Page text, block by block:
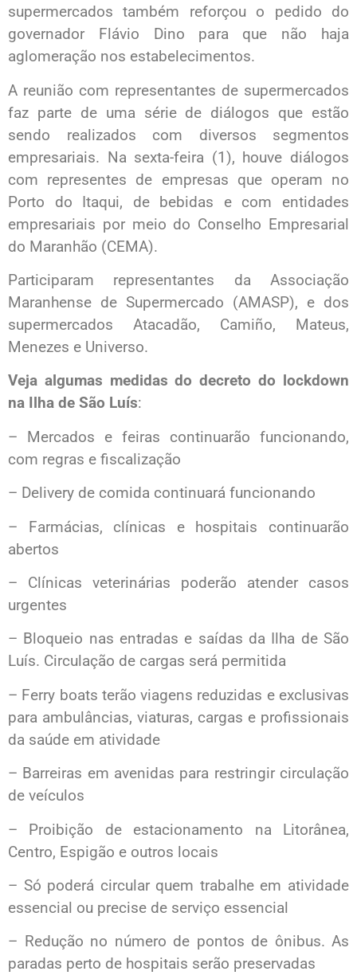
supermercados também reforçou o pedido do
governador Flávio Dino para que não haja
aglomeração nos estabelecimentos.
A reunião com representantes de supermercados
faz parte de uma série de diálogos que estão
sendo realizados com diversos segmentos
empresariais. Na sexta-feira (1), houve diálogos
com representes de empresas que operam no
Porto do Itaqui, de bebidas e com entidades
empresariais por meio do Conselho Empresarial
do Maranhão (CEMA).
Participaram representantes da Associação
Maranhense de Supermercado (AMASP), e dos
supermercados Atacadão, Camiño, Mateus,
Menezes e Universo.
Veja algumas medidas do decreto do lockdown
na Ilha de São Luís:
– Mercados e feiras continuarão funcionando,
com regras e fiscalização
– Delivery de comida continuará funcionando
– Farmácias, clínicas e hospitais continuarão
abertos
– Clínicas veterinárias poderão atender casos
urgentes
– Bloqueio nas entradas e saídas da Ilha de São
Luís. Circulação de cargas será permitida
– Ferry boats terão viagens reduzidas e exclusivas
para ambulâncias, viaturas, cargas e profissionais
da saúde em atividade
– Barreiras em avenidas para restringir circulação
de veículos
– Proibição de estacionamento na Litorânea,
Centro, Espigão e outros locais
– Só poderá circular quem trabalhe em atividade
essencial ou precise de serviço essencial
– Redução no número de pontos de ônibus. As
paradas perto de hospitais serão preservadas